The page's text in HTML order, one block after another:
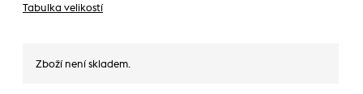
Tabulka velikostí
Zboží není skladem.